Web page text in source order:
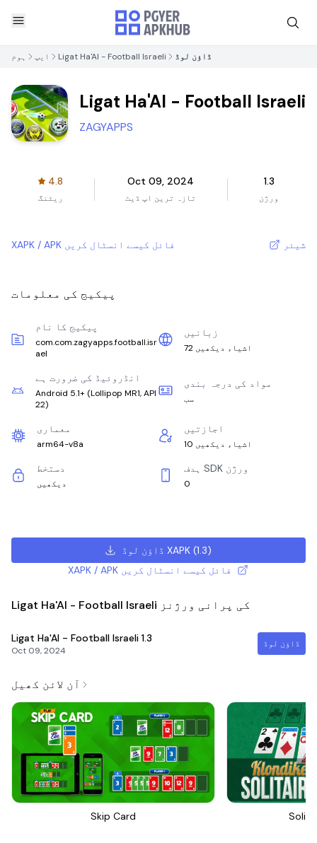
ہوم ایپ Ligat Ha'Al - Football Israeli ڈاؤن لوڈ
Ligat Ha'Al - Football Israeli
ZAGYAPPS
4.8
ریٹنگ
Oct 09, 2024
تازہ ترین اپ ڈیٹ
1.3
ورژن
XAPK / APK فائل کیسے انسٹال کریں شیئر
پیکیج کی معلومات
پیکیج کا نام
com.com.zagyapps.football.isr
ael
زبانیں
72 اشیاء دیکھیں
انڈروئیڈ کی ضرورت ہے
Android 5.1+ (Lollipop MR1, API
22)
مواد کی درجہ بندی
سب
معماری
arm64-v8a
اجازتیں
10 اشیاء دیکھیں
دستخط
دیکھیں
ہدف SDK ورژن
0
ڈاؤن لوڈ XAPK (1.3)
XAPK / APK فائل کیسے انسٹال کریں
Ligat Ha'Al - Football Israeli کی پرانی ورژنز
Ligat Ha'Al - Football Israeli 1.3
Oct 09, 2024
ڈاؤن لوڈ
آن لائن کھیل
Skip Card